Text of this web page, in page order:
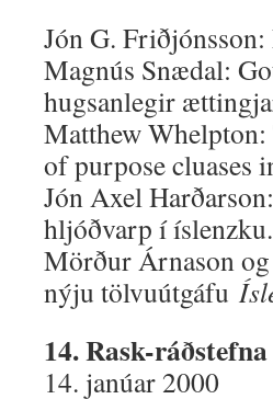
Jón G.
Magnús Snædal:
hugsanlegir
Matthew Whelpton:
of purpose cluases
Jón Axel
hljóðvarp í íslenzku.
Mörður Árnason
nýju tölvuútgáfu
14. Rask-
14. janúar 2000